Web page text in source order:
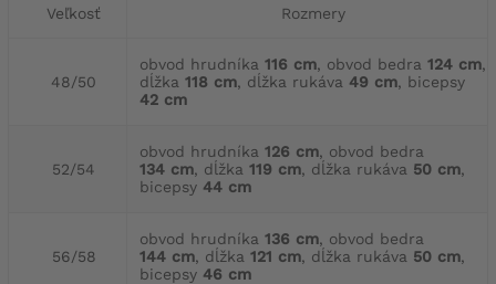
Veľkosť Rozmery
48/50
obvod hrudníka 116 cm, obvod bedra 124 cm,
dĺžka 118 cm, dĺžka rukáva 49 cm, bicepsy
42 cm
52/54
obvod hrudníka 126 cm, obvod bedra
134 cm, dĺžka 119 cm, dĺžka rukáva 50 cm,
bicepsy 44 cm
56/58
obvod hrudníka 136 cm, obvod bedra
144 cm, dĺžka 121 cm, dĺžka rukáva 50 cm,
bicepsy 46 cm